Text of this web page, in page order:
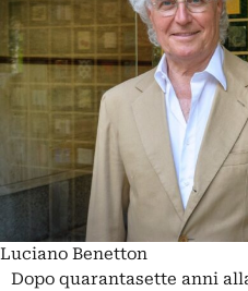
Luciano Benetton
Dopo quarantasette anni